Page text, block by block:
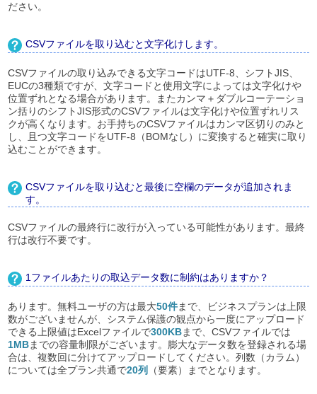
ださい。
CSVファイルを取り込むと文字化けします。
CSVファイルの取り込みできる文字コードはUTF-8、シフトJIS、
EUCの3種類ですが、文字コードと使用文字によっては文字化けや
位置ずれとなる場合があります。またカンマ＋ダブルコーテーショ
ン括りのシフトJIS形式のCSVファイルは文字化けや位置ずれリス
クが高くなります。お手持ちのCSVファイルはカンマ区切りのみと
し、且つ文字コードをUTF-8（BOMなし）に変換すると確実に取り
込むことができます。
CSVファイルを取り込むと最後に空欄のデータが追加されま
す。
CSVファイルの最終行に改行が入っている可能性があります。最終
行は改行不要です。
1ファイルあたりの取込データ数に制約はありますか？
あります。無料ユーザの方は最大50件まで、ビジネスプランは上限
数がございませんが、システム保護の観点から一度にアップロード
できる上限値はExcelファイルで300KBまで、CSVファイルでは
1MBまでの容量制限がございます。膨大なデータ数を登録される場
合は、複数回に分けてアップロードしてください。列数（カラム）
については全プラン共通で20列 （要素）までとなります。